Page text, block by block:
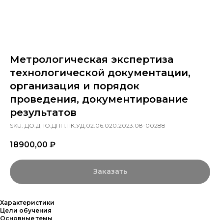
Метрологическая экспертиза
технологической документации,
организация и порядок
проведения, документирование
результатов
SKU: ДО.ДПО.ДПП.ПК.УД.02.06.020.2023.08-00288
18900,00 ₽
Заказать
Характеристики
Цели обучения
Основные темы